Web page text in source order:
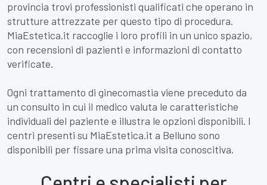
provincia trovi professionisti qualificati che operano in
strutture attrezzate per questo tipo di procedura.
MiaEstetica.it raccoglie i loro profili in un unico spazio,
con recensioni di pazienti e informazioni di contatto
verificate.
Ogni trattamento di ginecomastia viene preceduto da
un consulto in cui il medico valuta le caratteristiche
individuali del paziente e illustra le opzioni disponibili. I
centri presenti su MiaEstetica.it a Belluno sono
disponibili per fissare una prima visita conoscitiva.